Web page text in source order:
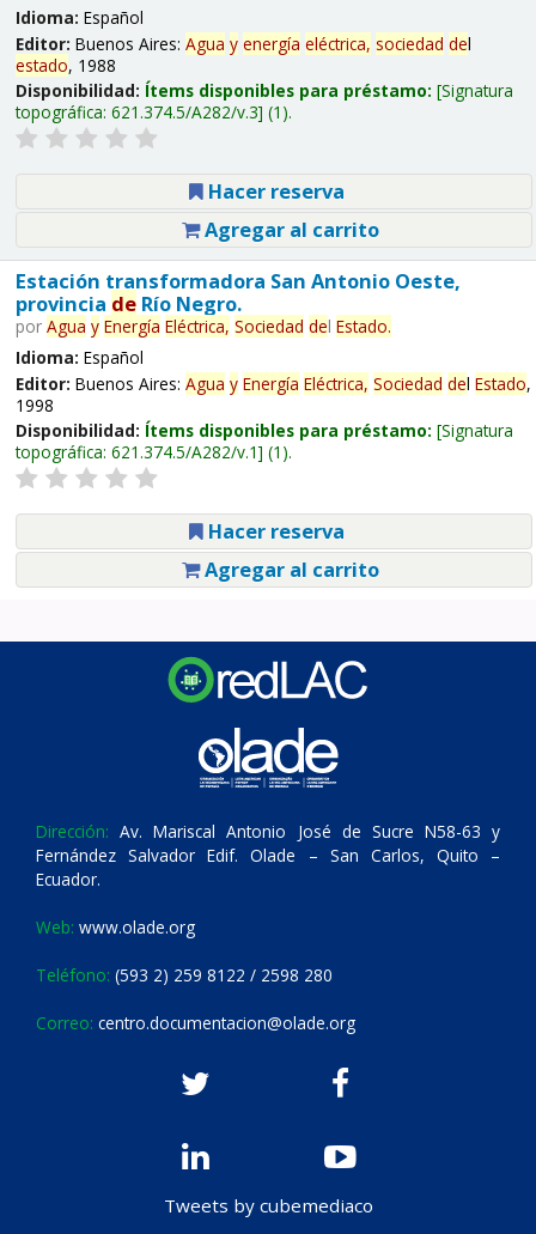
Idioma: Español
Editor: Buenos Aires: Agua y energía eléctrica, sociedad del
estado, 1988
Disponibilidad: Ítems disponibles para préstamo: Signatura
topográfica: 621.374.5/A282/v.3 (1).
Hacer reserva
Agregar al carrito
Estación transformadora San Antonio Oeste,
provincia deRío Negro.
por Agua y Energía Eléctrica, Sociedad del Estado.
Idioma: Español
Editor: Buenos Aires: Agua y Energía Eléctrica, Sociedad del Estado,
1998
Disponibilidad: Ítems disponibles para préstamo: Signatura
topográfica: 621.374.5/A282/v.1 (1).
Hacer reserva
Agregar al carrito
Dirección: Av. Mariscal Antonio José de Sucre N58-63 y
Fernández Salvador Edif. Olade – San Carlos, Quito –
Ecuador.
Web: www.olade.org
Teléfono: (593 2) 259 8122 / 2598 280
Correo: centro.documentacion@olade.org
Tweets by cubemediaco